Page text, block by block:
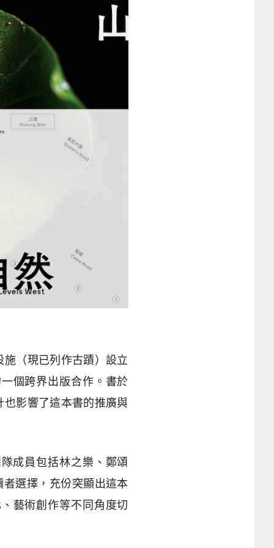
（現已列作古蹟）設立
個跨界出版合作。書於
影響了這本書的推廣與
成員包括林之樂、鄭頌
選擇，充份突顯出這本
藝術創作等不同角度切